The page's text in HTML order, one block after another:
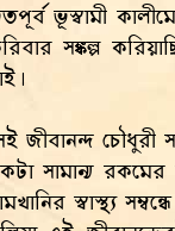
ভূস্বামী
সঙ্কল্প
জীবানন্দ চৌধুরী
সামান্য
স্বাস্থ্য